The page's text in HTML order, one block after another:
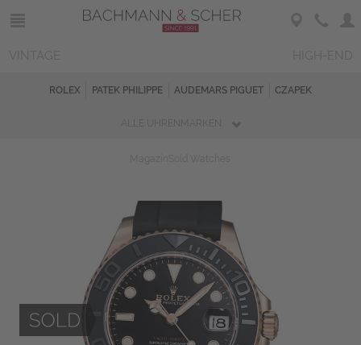
ROLEX PATEK PHILIPPE AUDEMARS PIGUET CZAPEK